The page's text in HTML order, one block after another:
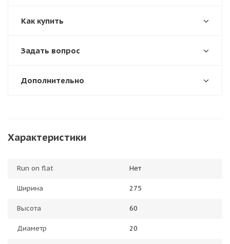
Как купить
Задать вопрос
Дополнительно
Характеристики
Run on flat Нет
Ширина 275
Высота 60
Диаметр 20